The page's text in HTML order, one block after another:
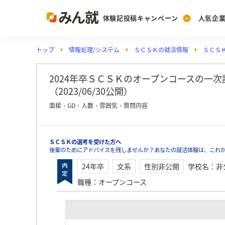
体験記投稿キャンペーン
Post
投稿する
人気企
Ranking
ランキングを見る
PickUp
注目の企業特集
動画で知ろう！業界
トップ 情報処理/システム ＳＣＳＫの就活情報 ＳＣＳ
2024年卒ＳＣＳＫのオープンコースの一
（2023/06/30公開）
面接・GD・人数・雰囲気・質問内容
ＳＣＳＫの選考を受けた方へ
後輩のためにアドバイスを残しませんか？あなたの就活体験は、これ
24年卒 文系 性別非公開 学校名 ： 非
職種 ： オープンコース